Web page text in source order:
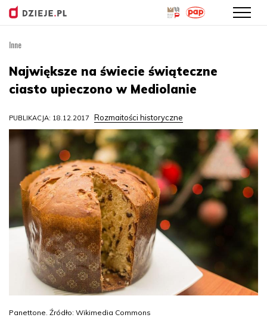
treści
Inne
Największe na świecie świąteczne
ciasto upieczono w Mediolanie
PUBLIKACJA: 18.12.2017 Rozmaitości historyczne
Panettone. Źródło: Wikimedia Commons